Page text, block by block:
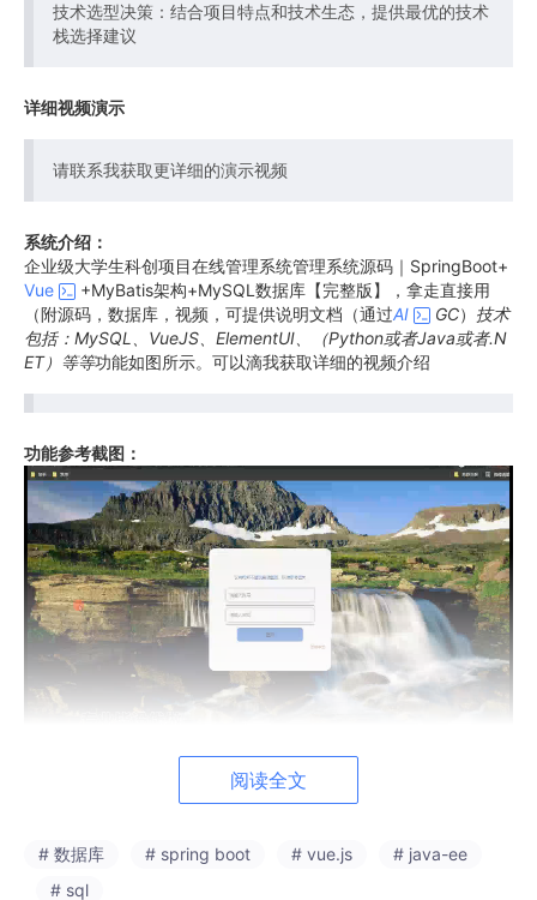
技术选型决策：结合项目特点和技术生态，提供最优的技术
栈选择建议
详细视频演示
请联系我获取更详细的演示视频
系统介绍：
企业级大学生科创项目在线管理系统管理系统源码｜SpringBoot+
Vue
+MyBatis架构+MySQL数据库【完整版】，拿走直接用
（附源码，数据库，视频，可提供说明文档（通过AI GC） 技术
包括：MySQL、VueJS、ElementUI、（Python或者Java或者.N
ET）等等功能如图所示。可以滴我获取详细的视频介绍
功能参考截图：
阅读全文
# 数据库 # spring boot # vue.js
# java-ee
# sql